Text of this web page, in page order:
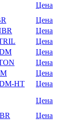
Цена
Цена
Цена
Цена
Цена
Цена
Цена
HT
Цена
Цена
Цена